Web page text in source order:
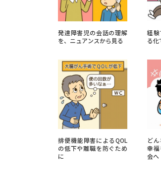
発達障害児の会話の理解
を、ニュアンスから見る
経験
る化
排便機能障害によるQOL
の低下や離職を防ぐため
に
ど
幸
会へ